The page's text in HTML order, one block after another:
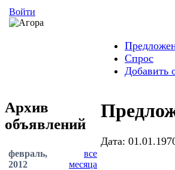
Войти
Спрос
Добавить
Архив
объявлений
февраль,
2012
все
месяца
Дата: